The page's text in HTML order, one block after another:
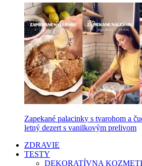
Zapekané palacinky s tvarohom a
letný dezert s vanilkovým prelivom
ZDRAVIE
TESTY
DEKORATÍVNA